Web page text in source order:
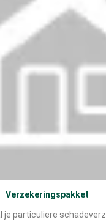
Verzekeringspakket
je particuliere